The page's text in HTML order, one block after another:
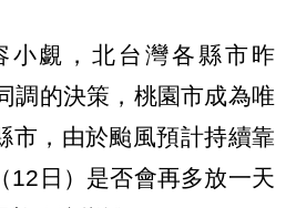
小覷，北台灣各縣市昨
調的決策，桃園市成為唯
市，由於颱風預計持續靠
12日）是否會再多放一天